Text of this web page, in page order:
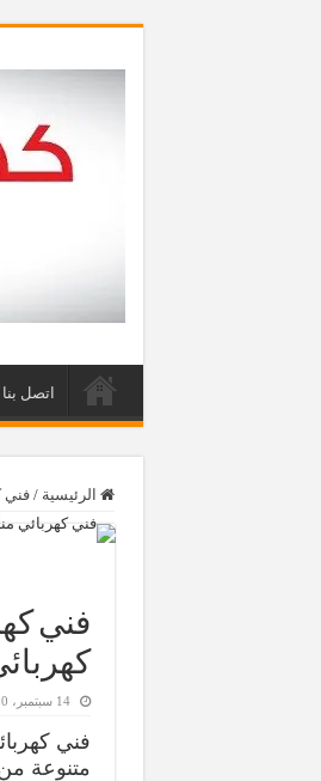
اتصل بنا
الرئيسية / فني
14 سبتمبر، 2020
فني
متنوعة من